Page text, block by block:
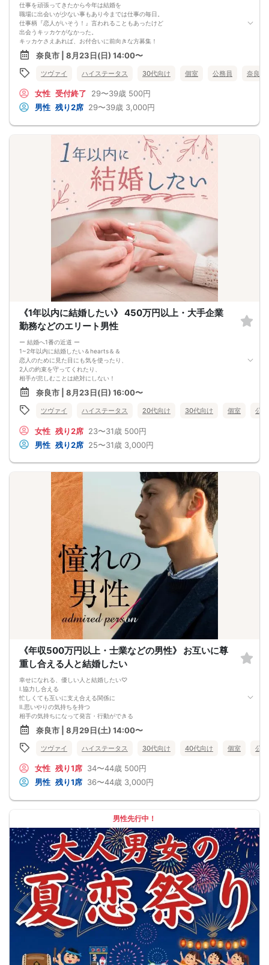
仕事を頑張ってきたから今年は結婚を
職場に出会いが少ない事もあり今までは仕事の毎日。
仕事柄『恋人がいそう！』言われることもあったけど
出会うキッカケがなかった。
キッカケさえあれば、お付合いに前向きな方募集！
奈良市 | 8月23日(日) 14:00〜
ツヴァイ ハイステータス 30代向け 個室 公務員 奈良県
女性 受付終了 29〜39歳 500円
男性 残り2席 29〜39歳 3,000円
《1年以内に結婚したい》 450万円以上・大手企業
勤務などのエリート男性
ー 結婚へ1番の近道 ー
1~2年以内に結婚したい＆hearts＆＆
恋人のために見た目にも気を使ったり、
2人の約束を守ってくれたり、
相手が悲しむことは絶対にしない！
そろそろ将来を見据えてお付き合いがしたい
そんな、真剣度NO.1企画です♪
奈良市 | 8月23日(日) 16:00〜
ツヴァイ ハイステータス 20代向け 30代向け 個室 公
女性 残り2席 23〜31歳 500円
男性 残り2席 25〜31歳 3,000円
《年収500万円以上・士業などの男性》 お互いに尊
重し合える人と結婚したい
幸せになれる、優しい人と結婚したい♡
Ⅰ.協力し合える
忙しくても互いに支え合える関係に
Ⅱ.思いやりの気持ちを持つ
相手の気持ちになって発言・行動ができる
Ⅲ.お互いに尊重しあえる
習慣や好み、考え方を理解しようとする
この人となら一緒に歩んでいける。
そう思えるパートナーを見つけませんか？
奈良市 | 8月29日(土) 14:00〜
ツヴァイ ハイステータス 30代向け 40代向け 個室 公
女性 残り1席 34〜44歳 500円
男性 残り1席 36〜44歳 3,000円
男性先行中！